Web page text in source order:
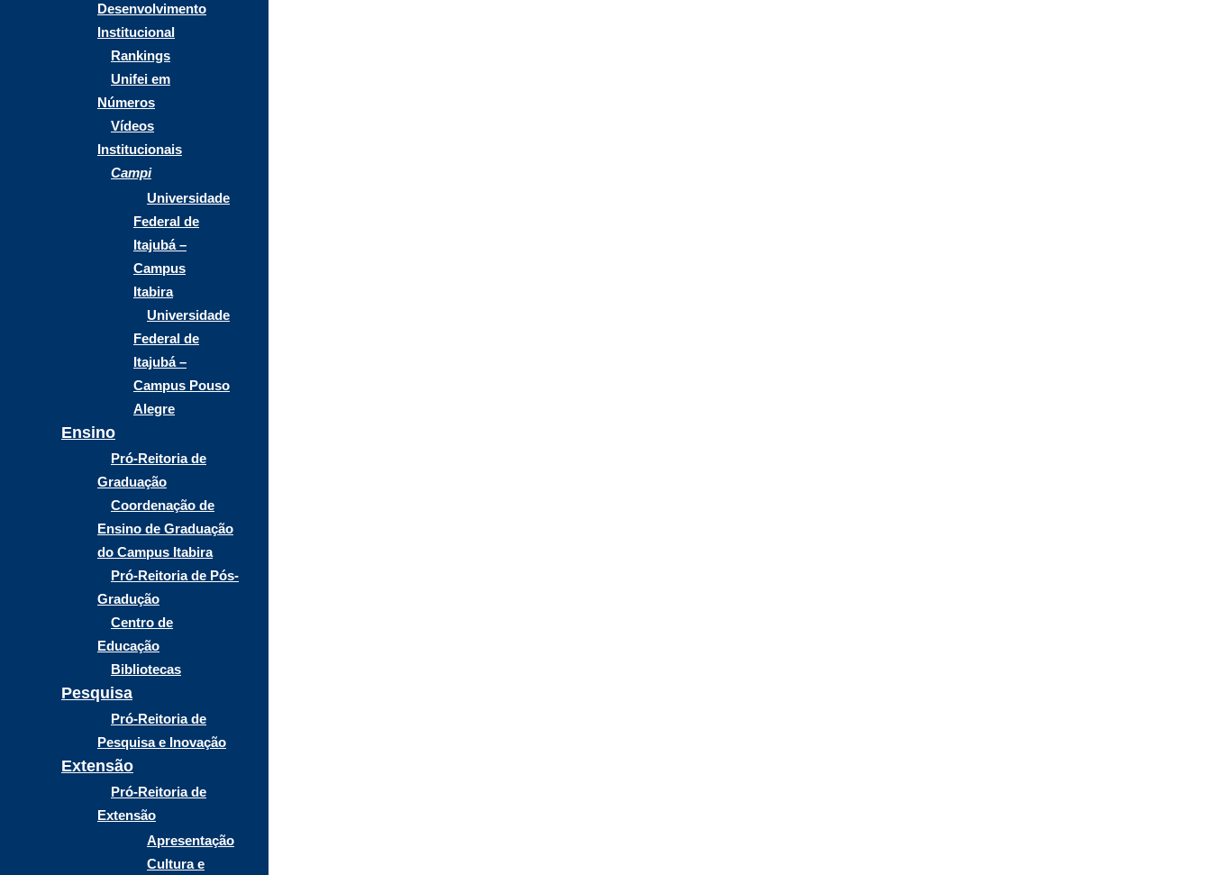
Desenvolvimento
Institucional
Rankings
Unifei em
Números
Vídeos
Institucionais
Campi
Universidade
Federal de
Itajubá –
Campus
Itabira
Universidade
Federal de
Itajubá –
Campus Pouso
Alegre
Ensino
Pró-Reitoria de
Graduação
Coordenação de
Ensino de Graduação
do Campus Itabira
Pró-Reitoria de Pós-
Gradução
Centro de
Educação
Bibliotecas
Pesquisa
Pró-Reitoria de
Pesquisa e Inovação
Extensão
Pró-Reitoria de
Extensão
Apresentação
Cultura e